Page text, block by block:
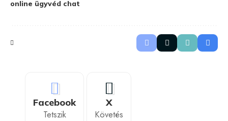
online ügyvéd chat
Facebook
Tetszik
X
Követés